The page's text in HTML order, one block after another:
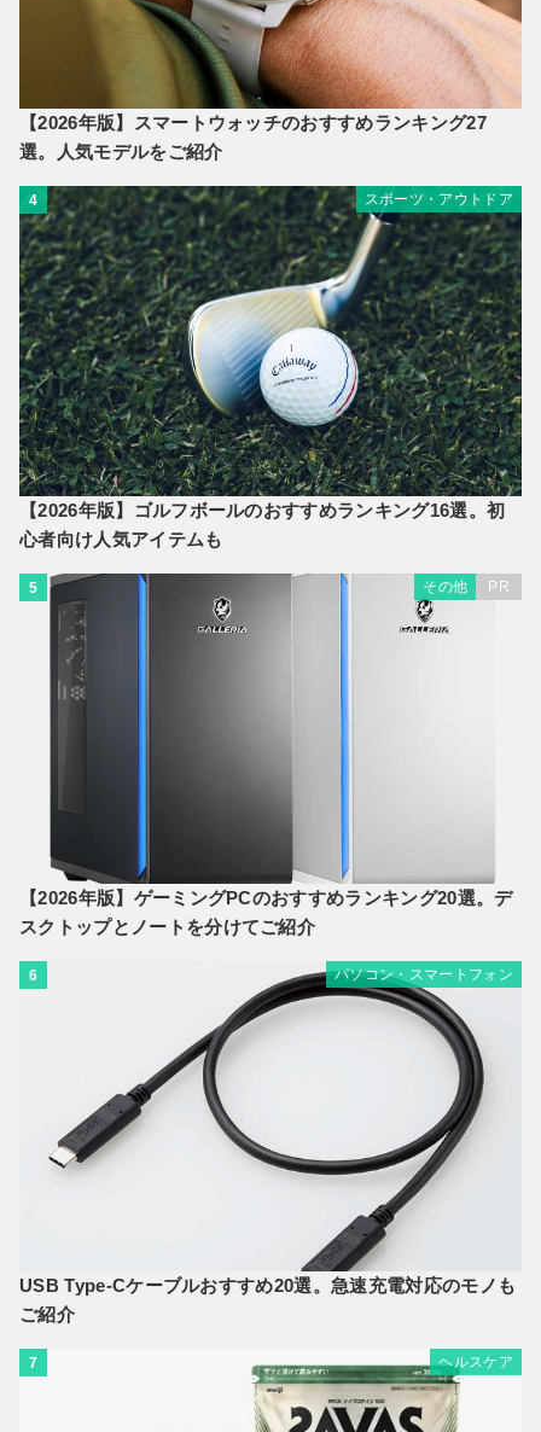
【2026年版】スマートウォッチのおすすめランキング27
選。人気モデルをご紹介
4 スポーツ・アウトドア
【2026年版】ゴルフボールのおすすめランキング16選。初
心者向け人気アイテムも
5 その他 PR
【2026年版】ゲーミングPCのおすすめランキング20選。デ
スクトップとノートを分けてご紹介
6 パソコン・スマートフォン
USB Type-Cケーブルおすすめ20選。急速充電対応のモノも
ご紹介
7 ヘルスケア